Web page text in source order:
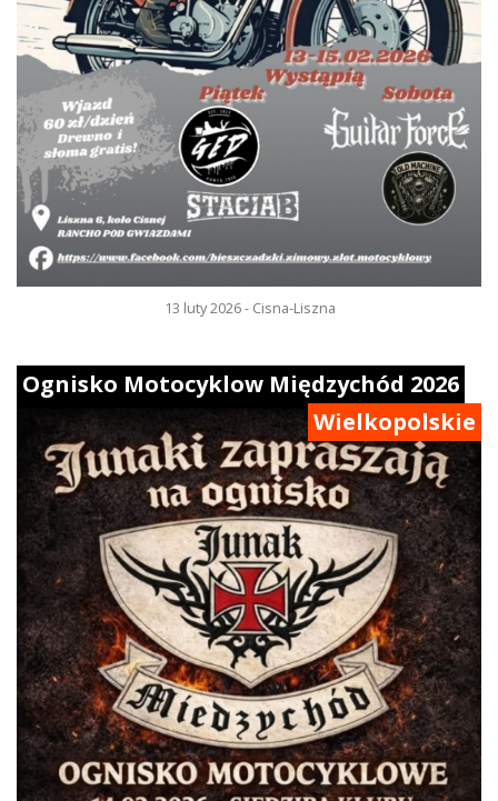
13 luty 2026 - Cisna-Liszna
Ognisko Motocyklow Międzychód 2026
Wielkopolskie